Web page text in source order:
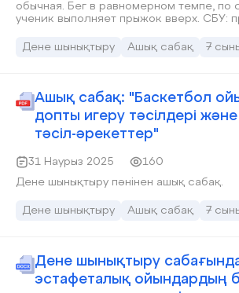
обычная. Бег в равномерном темпе, по
ученик выполняет прыжок вверх. СБУ: приставным шагом
вверху, бег спиной вперёд, с
Дене шынықтыру Ашық сабақ 7
Ашық сабақ: "Баскетбол
допты игеру тәсілдері
тәсіл-әрекеттер"
31 Наурыз 2025
160
Дене шынықтыру пәнінен ашық сабақ.
Дене шынықтыру Ашық сабақ 7
Дене шынықтыру
эстафеталық ойындардың